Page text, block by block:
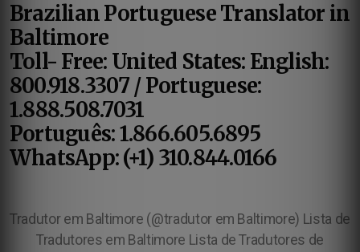
Brazilian Portuguese Translator in
Baltimore
Toll- Free: United States: English:
800.918.3307 / Portuguese:
1.888.508.7031
Português: 1.866.605.6895
WhatsApp: (+1) 310.844.0166
Tradutor em Baltimore (@tradutor em Baltimore) Lista de
Tradutores em Baltimore Lista de Tradutores de